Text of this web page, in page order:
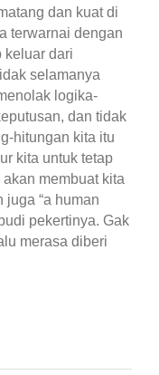
dan kuat di
terwarnai dengan
keluar dari
selamanya
logika-
dan tidak
hitungan kita itu
kita untuk tetap
membuat kita
“a human
pekertinya. Gak
merasa diberi